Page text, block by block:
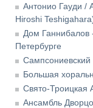
Антонио Гауди /
Hiroshi
Дом Ганнибалов
Петербурге
Сампсониевский
Большая
Свято-Троицкая
Ансамбль